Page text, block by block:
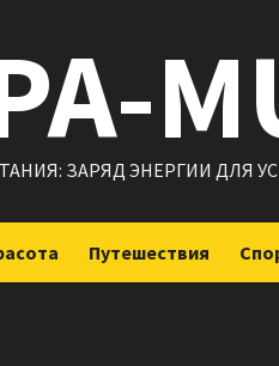
ЗАРЯД ЭНЕРГИИ ДЛЯ
Путешествия